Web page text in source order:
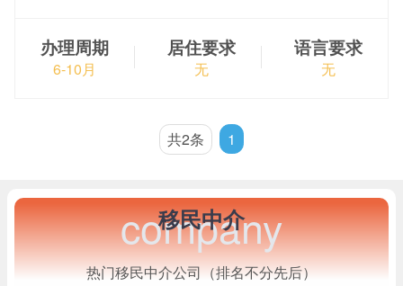
办理周期
6-10月
居住要求
无
语言要求
无
共2条 1
移民中介
company
热门移民中介公司（排名不分先后）